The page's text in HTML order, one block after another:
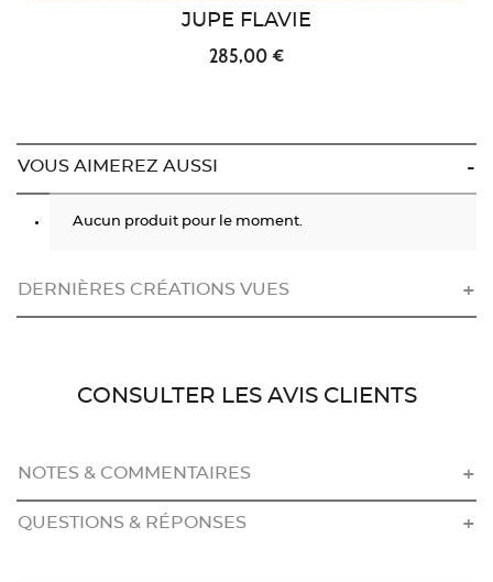
JUPE FLAVIE
285,00 €
VOUS AIMEREZ AUSSI
Aucun produit pour le moment.
DERNIÈRES CRÉATIONS VUES
CONSULTER LES AVIS CLIENTS
NOTES & COMMENTAIRES
QUESTIONS & RÉPONSES